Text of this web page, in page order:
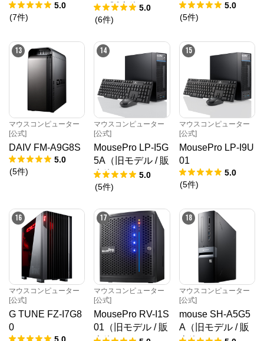
5.0
(7件)
ル / 販売終了）
5.0
(6件)
5.0
(5件)
13
マウスコンピューター
[公式]
DAIV FM-A9G8S
5.0
(5件)
14
マウスコンピューター
[公式]
MousePro LP-I5G
5A（旧モデル / 販
売終了）
5.0
(5件)
15
マウスコンピューター
[公式]
MousePro LP-I9U
01
5.0
(5件)
16
マウスコンピューター
[公式]
G TUNE FZ-I7G8
0
17
マウスコンピューター
[公式]
MousePro RV-I1S
01（旧モデル / 販
18
マウスコンピューター
[公式]
mouse SH-A5G5
A（旧モデル / 販